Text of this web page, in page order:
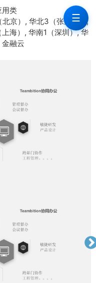
用类
京）, 华北3（张家口）,
海）, 华南1（深圳）, 华
金融云
☰